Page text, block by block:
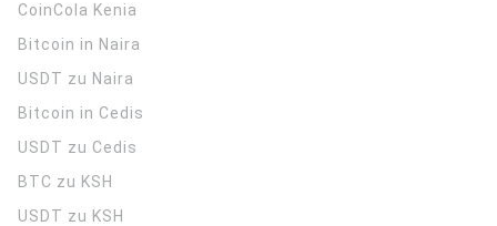
CoinCola Kenia
Bitcoin in Naira
USDT zu Naira
Bitcoin in Cedis
USDT zu Cedis
BTC zu KSH
USDT zu KSH